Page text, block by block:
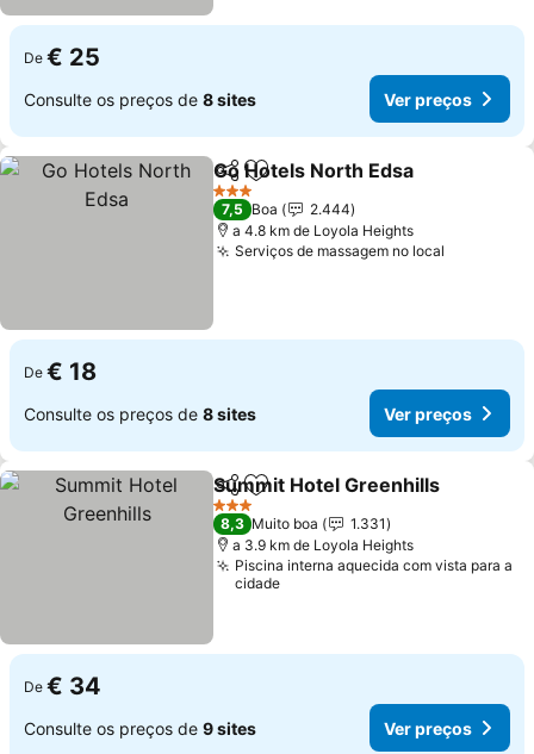
De € 25
Consulte os preços de 8 sites Ver preços
PartilharAdicionar aos favoritos
Go Hotels North Edsa
3 Estrelas
7,5 Boa
2.444
a 4.8 km de Loyola Heights
Serviços de massagem no local
De € 18
Consulte os preços de 8 sites Ver preços
PartilharAdicionar aos favoritos
Summit Hotel Greenhills
3 Estrelas
8,3 Muito boa
1.331
a 3.9 km de Loyola Heights
Piscina interna aquecida com vista para a
cidade
De € 34
Consulte os preços de 9 sites Ver preços